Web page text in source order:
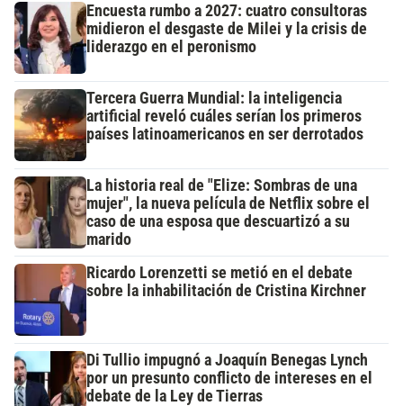
Encuesta rumbo a 2027: cuatro consultoras
midieron el desgaste de Milei y la crisis de
liderazgo en el peronismo
Tercera Guerra Mundial: la inteligencia
artificial reveló cuáles serían los primeros
países latinoamericanos en ser derrotados
La historia real de "Elize: Sombras de una
mujer", la nueva película de Netflix sobre el
caso de una esposa que descuartizó a su
marido
Ricardo Lorenzetti se metió en el debate
sobre la inhabilitación de Cristina Kirchner
Di Tullio impugnó a Joaquín Benegas Lynch
por un presunto conflicto de intereses en el
debate de la Ley de Tierras